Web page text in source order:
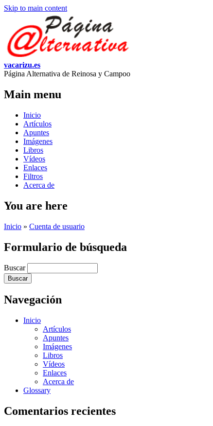
Skip to main content
vacarizu.es
Página Alternativa de Reinosa y Campoo
Main menu
Inicio
Artículos
Apuntes
Imágenes
Libros
Vídeos
Enlaces
Filtros
Acerca de
You are here
Inicio » Cuenta de usuario
Formulario de búsqueda
Buscar
Navegación
Inicio
Artículos
Apuntes
Imágenes
Libros
Vídeos
Enlaces
Acerca de
Glossary
Comentarios recientes